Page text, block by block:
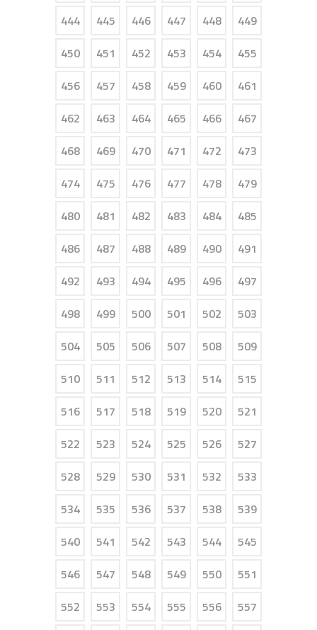
444 445 446 447 448
449
450
451 452 453 454
455
456
457 458 459 460
461
462
463 464 465 466
467
468
469 470 471 472
473
474
475 476 477 478
479
480
481 482 483 484
485
486
487 488 489 490
491
492
493 494 495 496
497
498
499 500 501 502
503
504
505 506 507 508
509
510
511 512 513 514
515
516
517 518 519 520
521
522
523 524 525 526
527
528
529 530 531 532
533
534
535 536 537 538
539
540
541 542 543 544
545
546
547 548 549 550
551
552
553 554 555 556
557